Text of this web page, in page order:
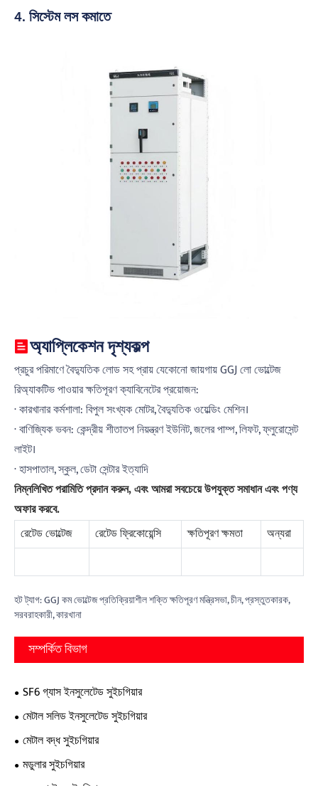
4. সিস্টেম লস কমাতে
অ্যাপ্লিকেশন দৃশ্যকল্প
প্রচুর পরিমাণে বৈদ্যুতিক লোড সহ প্রায় যেকোনো জায়গায় GGJ লো ভোল্টেজ
রিঅ্যাকটিভ পাওয়ার ক্ষতিপূরণ ক্যাবিনেটের প্রয়োজন:
· কারখানার কর্মশালা: বিপুল সংখ্যক মোটর, বৈদ্যুতিক ওয়েল্ডিং মেশিন।
· বাণিজ্যিক ভবন: কেন্দ্রীয় শীতাতপ নিয়ন্ত্রণ ইউনিট, জলের পাম্প, লিফট, ফ্লুরোসেন্ট
লাইট।
· হাসপাতাল, স্কুল, ডেটা সেন্টার ইত্যাদি
নিম্নলিখিত পরামিতি প্রদান করুন, এবং আমরা সবচেয়ে উপযুক্ত সমাধান এবং পণ্য
অফার করবে.
রেটেড ভোল্টেজ
রেটেড ফ্রিকোয়েন্সি ক্ষতিপূরণ ক্ষমতা অন্যরা
হট ট্যাগ: GGJ কম ভোল্টেজ প্রতিক্রিয়াশীল শক্তি ক্ষতিপূরণ মন্ত্রিসভা, চীন, প্রস্তুতকারক,
সরবরাহকারী, কারখানা
সম্পর্কিত বিভাগ
SF6 গ্যাস ইনসুলেটেড সুইচগিয়ার
মেটাল সলিড ইনসুলেটেড সুইচগিয়ার
মেটাল বদ্ধ সুইচগিয়ার
মডুলার সুইচগিয়ার